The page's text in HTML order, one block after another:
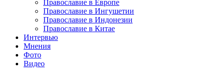
Православие в Европе
Православие в Ингушетии
Православие в Индонезии
Православие в Китае
Интервью
Мнения
Фото
Видео